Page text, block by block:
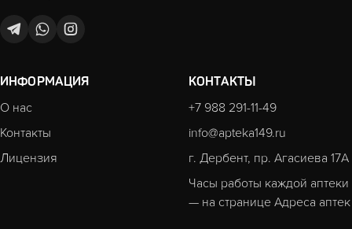
ИНФОРМАЦИЯ
О нас
Контакты
Лицензия
КОНТАКТЫ
+7 988 291-11-49
info@apteka149.ru
г. Дербент, пр. Агасиева 17А
Часы работы каждой аптеки
— на странице Адреса аптек